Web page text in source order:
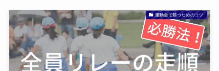
運動会で勝つためのコツ